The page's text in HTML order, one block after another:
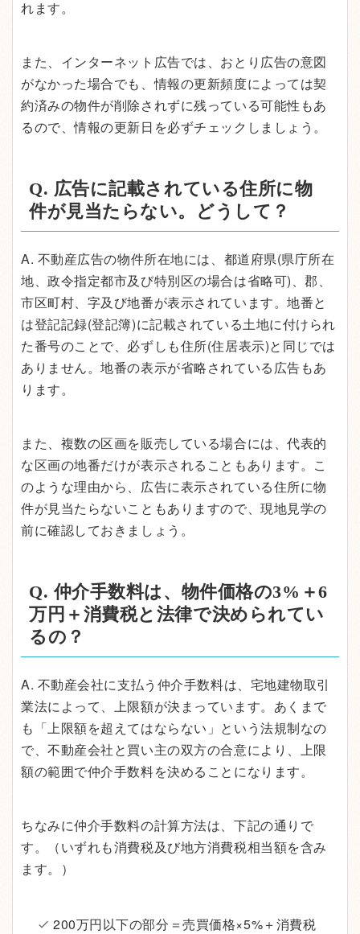
れます。
また、インターネット広告では、おとり広告の意図
がなかった場合でも、情報の更新頻度によっては契
約済みの物件が削除されずに残っている可能性もあ
るので、情報の更新日を必ずチェックしましょう。
Q. 広告に記載されている住所に物
件が見当たらない。どうして？
A. 不動産広告の物件所在地には、都道府県(県庁所在
地、政令指定都市及び特別区の場合は省略可)、郡、
市区町村、字及び地番が表示されています。地番と
は登記記録(登記簿)に記載されている土地に付けられ
た番号のことで、必ずしも住所(住居表示)と同じでは
ありません。地番の表示が省略されている広告もあ
ります。
また、複数の区画を販売している場合には、代表的
な区画の地番だけが表示されることもあります。こ
のような理由から、広告に表示されている住所に物
件が見当たらないこともありますので、現地見学の
前に確認しておきましょう。
Q. 仲介手数料は、物件価格の3%＋6
万円＋消費税と法律で決められてい
るの？
A. 不動産会社に支払う仲介手数料は、宅地建物取引
業法によって、上限額が決まっています。あくまで
も「上限額を超えてはならない」という法規制なの
で、不動産会社と買い主の双方の合意により、上限
額の範囲で仲介手数料を決めることになります。
ちなみに仲介手数料の計算方法は、下記の通りで
す。（いずれも消費税及び地方消費税相当額を含み
ます。）
200万円以下の部分＝売買価格×5%＋消費税